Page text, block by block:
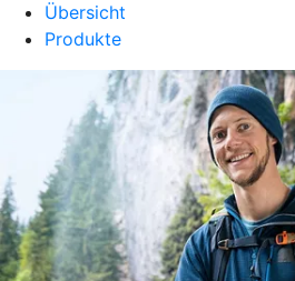
Übersicht
Produkte